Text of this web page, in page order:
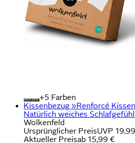
+
Farben
Kissenbezug »Renforcé
Natürlich weiches
Wolkenfeld
Ursprünglicher PreisUVP
Aktueller Preisab 15,99 €